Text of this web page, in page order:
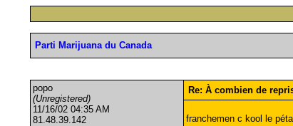
Parti Marijuana du Canada
popo
(Unregistered)
11/16/02 04:35 AM
81.48.39.142
Re: À combien de
franchemen c kool le